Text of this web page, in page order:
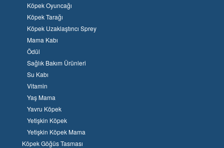
Köpek Oyuncağı
Köpek Tarağı
Köpek Uzaklaştırıcı Sprey
Mama Kabı
Ödül
Sağlık Bakım Ürünleri
Su Kabı
Vitamin
Yaş Mama
Yavru Köpek
Yetişkin Köpek
Yetişkin Köpek Mama
Köpek Göğüs Tasması